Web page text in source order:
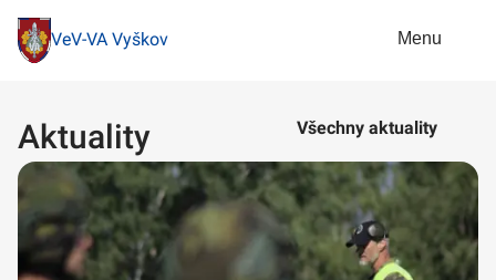
VeV-VA Vyškov Menu
Aktuality Všechny aktuality